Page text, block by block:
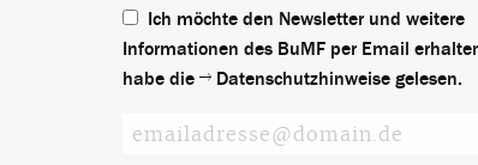
Ich möchte den Newsletter und weitere
Informationen des BuMF per Email
habe die
Datenschutzhinweise gelesen.